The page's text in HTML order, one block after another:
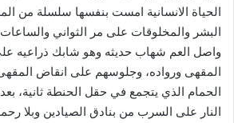
الحياة الانسانية امست بنفسها سلسلة من
البشر والمخلوقات على مر الثواني
واصل العم شهاب حديثه وهو شابك ذراعيه
المقهى ورواده، وجلوسهم على انقاض
الحمام الذي يتجمع في حقل الحنطة ثانية، بعد
النار على السرب من بنادق الصيادين وبلا